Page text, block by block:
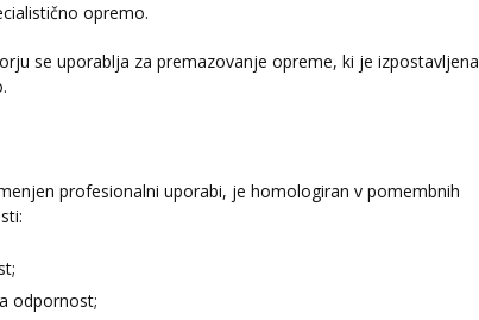
opremo.
se uporablja za premazovanje opreme, ki je izpostavljena
profesionalni uporabi, je homologiran v pomembnih
odpornost;